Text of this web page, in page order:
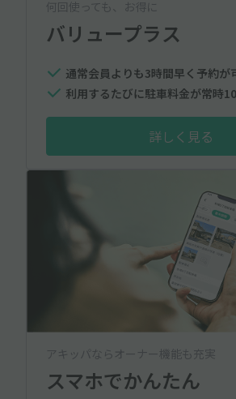
何回使っても、お得に
バリュープラス
通常会員よりも3時間早く予約が
利用するたびに駐車料金が常時
詳しく見る
アキッパならオーナー機能も充実
スマホでかんたん